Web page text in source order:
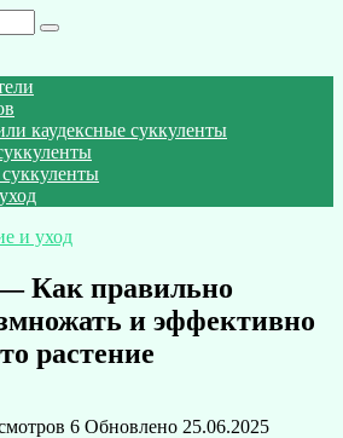
каудексные суккуленты
и уход
Как правильно
и эффективно
растение
6 Обновлено 25.06.2025